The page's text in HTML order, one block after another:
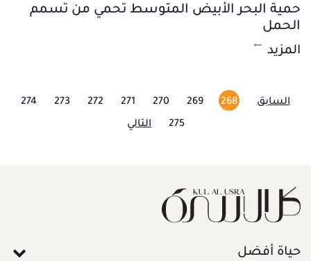
حمية البحر الأبيض المتوسط تحمي من تسمم
الحمل
المزيد
السابق 268
269
270
271
272
273
274
275
التالي
حياة أفضل